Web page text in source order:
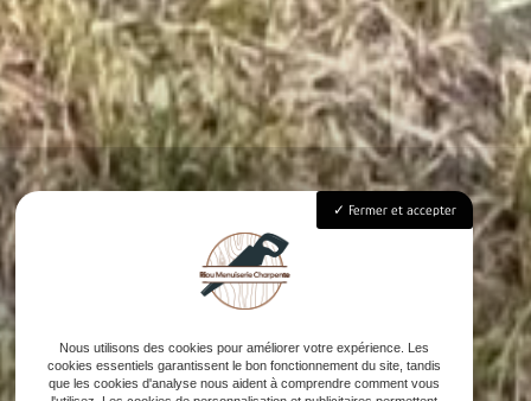
Fermer et accepter
Nous utilisons des cookies pour améliorer votre expérience. Les
cookies essentiels garantissent le bon fonctionnement du site, tandis
que les cookies d'analyse nous aident à comprendre comment vous